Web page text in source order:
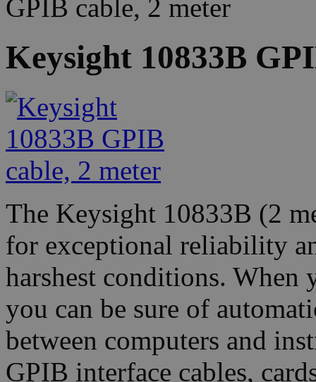
GPIB cable, 2 meter
Keysight 10833B
The Keysight 10833B (2
for exceptional reliability
harshest conditions.
you can be sure of
between computers and
GPIB interface cables,